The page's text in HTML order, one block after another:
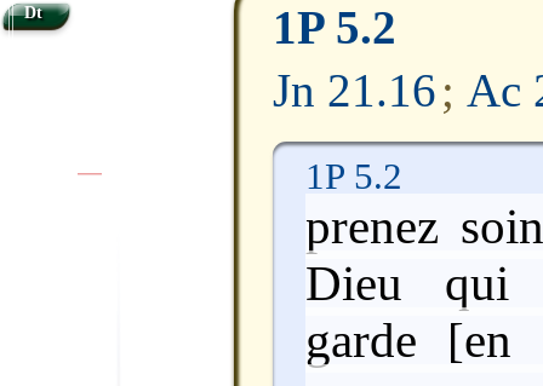
1P 5.2
Jn 21.16; Ac
1P 5.2
prenez
Dieu qui
garde
Dt